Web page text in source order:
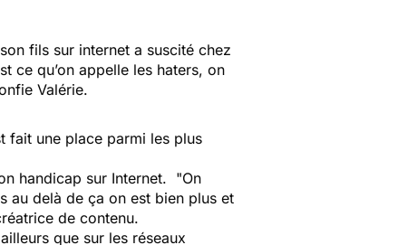
fils sur internet a suscité chez
ce qu’on appelle les haters, on
Valérie.
fait une place parmi les plus
handicap sur Internet. "On
au delà de ça on est bien plus et
de contenu.
que sur les réseaux